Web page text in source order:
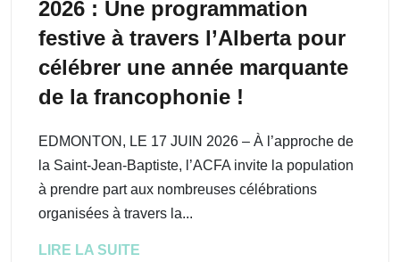
2026 : Une programmation
festive à travers l’Alberta pour
célébrer une année marquante
de la francophonie !
EDMONTON, LE 17 JUIN 2026 – À l’approche de
la Saint-Jean-Baptiste, l’ACFA invite la population
à prendre part aux nombreuses célébrations
organisées à travers la...
LIRE LA SUITE